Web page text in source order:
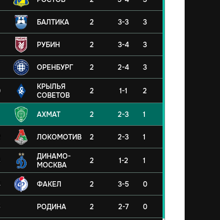
БАЛТИКА 2 3-3 3
РУБИН 2 3-4 3
ОРЕНБУРГ 2 2-4 3
КРЫЛЬЯ
СОВЕТОВ
2 1-1 2
АХМАТ 2 2-3 1
ЛОКОМОТИВ 2 2-3 1
ДИНАМО-
МОСКВА
2 1-2 1
ФАКЕЛ 2 3-5 0
РОДИНА 2 2-7 0